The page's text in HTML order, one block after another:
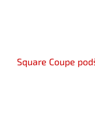
Square Coupe